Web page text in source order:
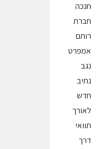
חנכה
חברת
רותם
אמפרט
נגב
נתיב
חדש
לאורך
תוואי
דרך